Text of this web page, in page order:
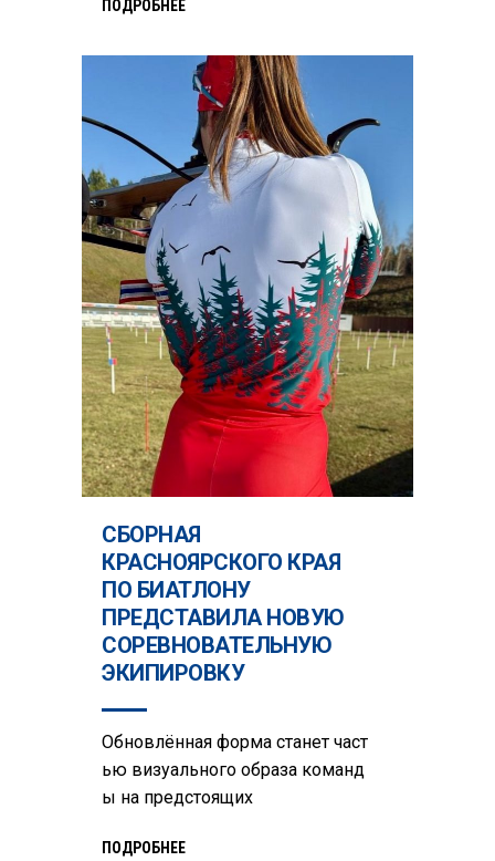
ПОДРОБНЕЕ
СБОРНАЯ
КРАСНОЯРСКОГО КРАЯ
ПО БИАТЛОНУ
ПРЕДСТАВИЛА НОВУЮ
СОРЕВНОВАТЕЛЬНУЮ
ЭКИПИРОВКУ
Обновлённая форма станет част
ью визуального образа команд
ы на предстоящих
ПОДРОБНЕЕ